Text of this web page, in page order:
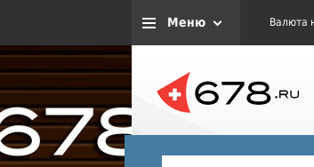
Меню Валюта